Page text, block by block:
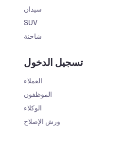
سيدان
SUV
شاحنة
تسجيل الدخول
العملاء
الموظفون
الوكلاء
ورش الإصلاح